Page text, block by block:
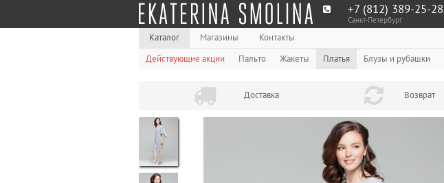
+7 (812) 389-25-28
Санкт-Петербург
Каталог Магазины Контакты
Действующие акции
Пальто Жакеты Платья Блузы и рубашки
Доставка Возврат